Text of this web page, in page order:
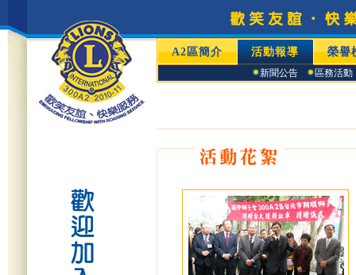
A2區簡介 活動報導 榮譽
新聞公告 區務活動